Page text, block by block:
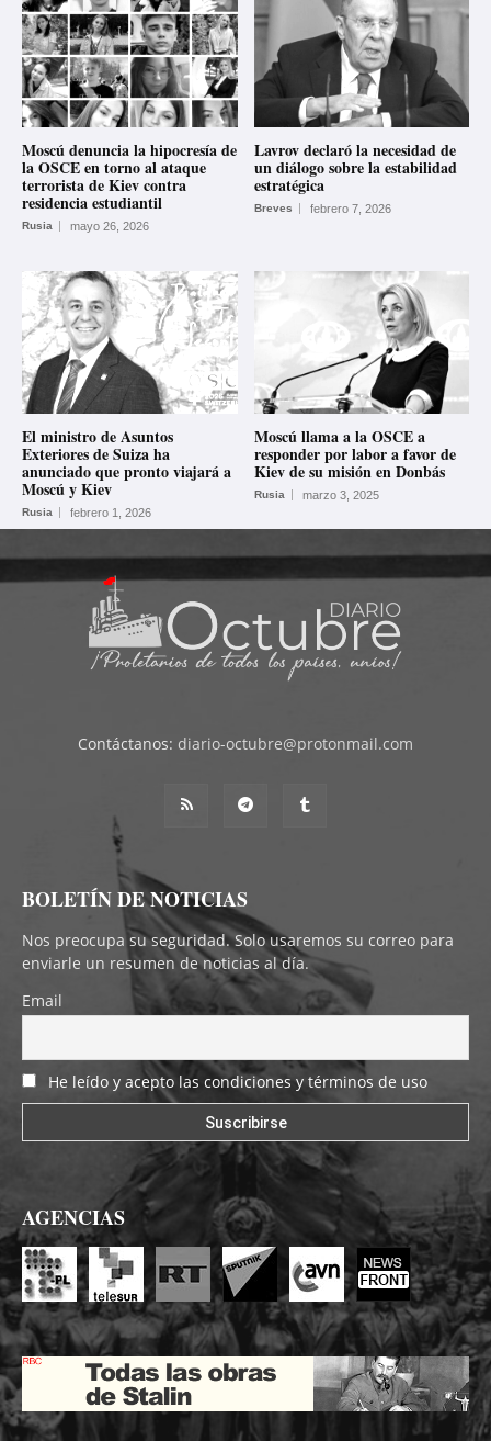
Moscú denuncia la hipocresía de
la OSCE en torno al ataque
terrorista de Kiev contra
residencia estudiantil
Rusia mayo 26, 2026
Lavrov declaró la necesidad de
un diálogo sobre la estabilidad
estratégica
Breves febrero 7, 2026
El ministro de Asuntos
Exteriores de Suiza ha
anunciado que pronto viajará a
Moscú y Kiev
Rusia febrero 1, 2026
Moscú llama a la OSCE a
responder por labor a favor de
Kiev de su misión en Donbás
Rusia marzo 3, 2025
Contáctanos: diario-octubre@protonmail.com
BOLETÍN DE NOTICIAS
Nos preocupa su seguridad. Solo usaremos su correo para
enviarle un resumen de noticias al día.
Email
He leído y acepto las condiciones y términos de uso
AGENCIAS